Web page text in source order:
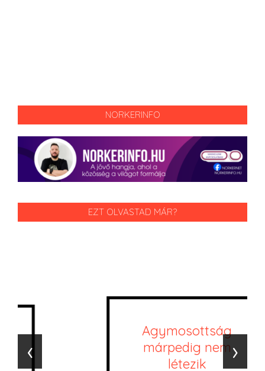
NORKERINFO
EZT OLVASTAD MÁR?
Agymosottság
márpedig nem
‹ ›